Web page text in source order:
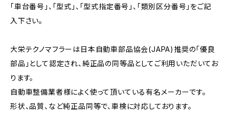
「車台番号」、「型式」、「型式指定番号」、「類別区分番号」をご記
入下さい。
大栄テクノマフラーは日本自動車部品協会(JAPA)推奨の「優良
部品」として認定され、純正品の同等品としてご利用いただいてお
ります。
自動車整備業者様によく使って頂いている有名メーカーです。
形状、品質、など純正品同等で、車検に対応しております。